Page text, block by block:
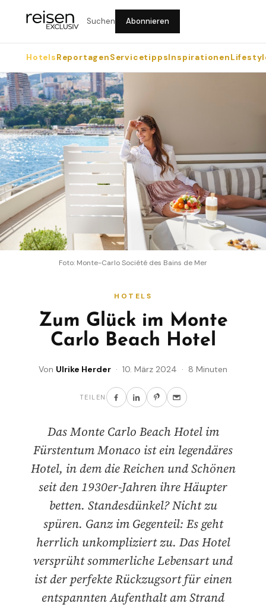
Suchen Abonnieren
HotelsReportagenServicetippsInspirationen
Foto: Monte-Carlo Société des Bains de Mer
HOTELS
Zum Glück im Monte
Carlo Beach Hotel
Von Ulrike Herder · 10. März 2024 · 8 Minuten
TEILEN
Das Monte Carlo Beach Hotel im
Fürstentum Monaco ist ein legendäres
Hotel, in dem die Reichen und Schönen
seit den 1930er-Jahren ihre Häupter
betten. Standesdünkel? Nicht zu
spüren. Ganz im Gegenteil: Es geht
herrlich unkompliziert zu. Das Hotel
versprüht sommerliche Lebensart und
ist der perfekte Rückzugsort für einen
entspannten Aufenthalt am Strand